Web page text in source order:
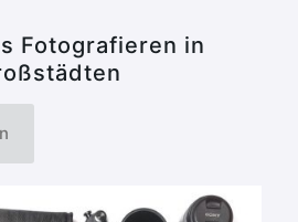
Fotografieren in